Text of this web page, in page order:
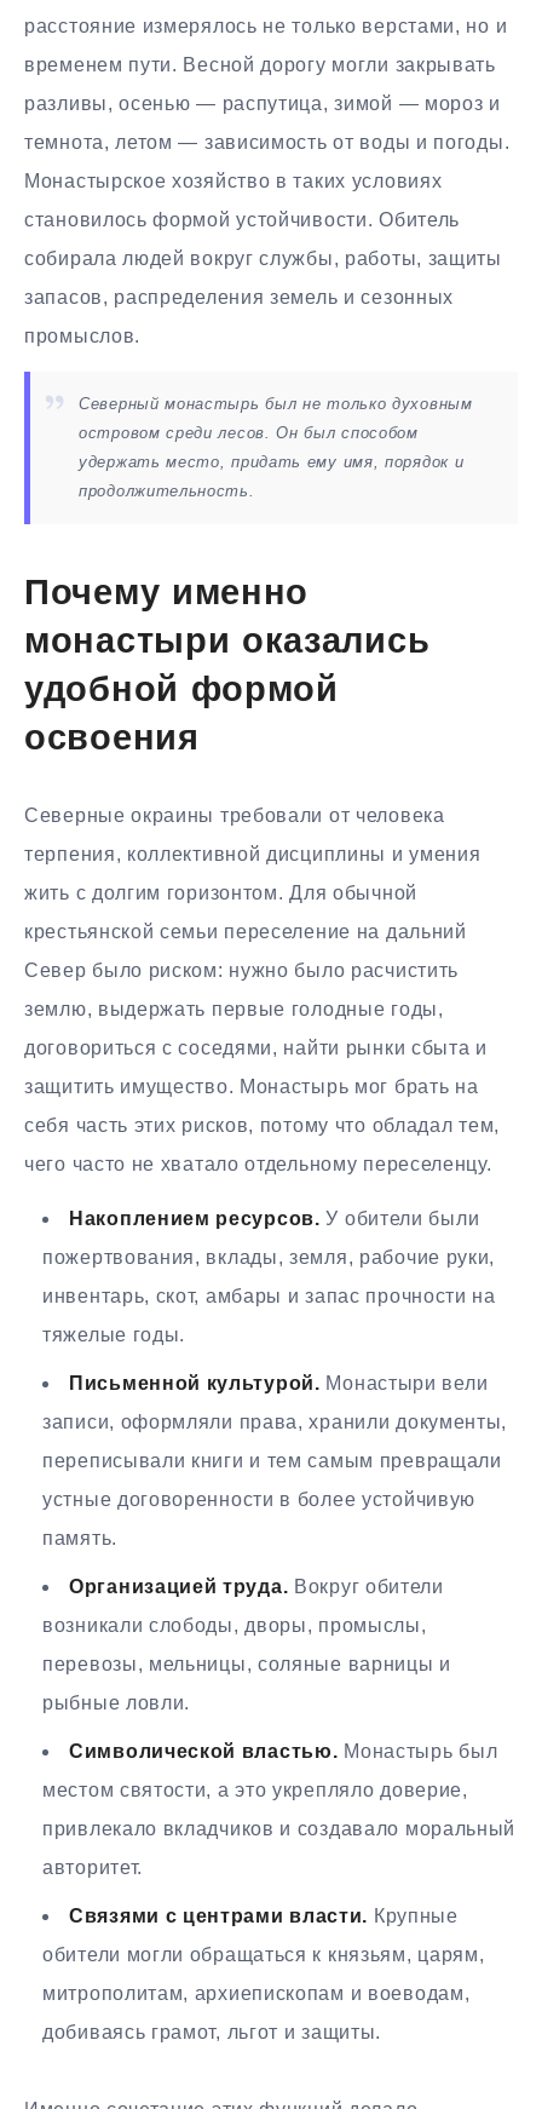
расстояние измерялось не только верстами, но и
временем пути. Весной дорогу могли закрывать
разливы, осенью — распутица, зимой — мороз и
темнота, летом — зависимость от воды и погоды.
Монастырское хозяйство в таких условиях
становилось формой устойчивости. Обитель
собирала людей вокруг службы, работы, защиты
запасов, распределения земель и сезонных
промыслов.
Северный монастырь был не только духовным
островом среди лесов. Он был способом
удержать место, придать ему имя, порядок и
продолжительность.
Почему именно
монастыри оказались
удобной формой
освоения
Северные окраины требовали от человека
терпения, коллективной дисциплины и умения
жить с долгим горизонтом. Для обычной
крестьянской семьи переселение на дальний
Север было риском: нужно было расчистить
землю, выдержать первые голодные годы,
договориться с соседями, найти рынки сбыта и
защитить имущество. Монастырь мог брать на
себя часть этих рисков, потому что обладал тем,
чего часто не хватало отдельному переселенцу.
Накоплением ресурсов. У обители были
пожертвования, вклады, земля, рабочие руки,
инвентарь, скот, амбары и запас прочности на
тяжелые годы.
Письменной культурой. Монастыри вели
записи, оформляли права, хранили документы,
переписывали книги и тем самым превращали
устные договоренности в более устойчивую
память.
Организацией труда. Вокруг обители
возникали слободы, дворы, промыслы,
перевозы, мельницы, соляные варницы и
рыбные ловли.
Символической властью. Монастырь был
местом святости, а это укрепляло доверие,
привлекало вкладчиков и создавало моральный
авторитет.
Связями с центрами власти. Крупные
обители могли обращаться к князьям, царям,
митрополитам, архиепископам и воеводам,
добиваясь грамот, льгот и защиты.